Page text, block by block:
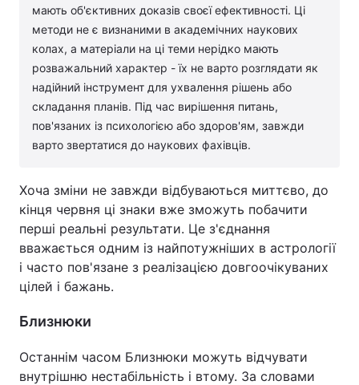
мають об'єктивних доказів своєї ефективності. Ці
методи не є визнаними в академічних наукових
колах, а матеріали на ці теми нерідко мають
розважальний характер - їх не варто розглядати як
надійний інструмент для ухвалення рішень або
складання планів. Під час вирішення питань,
пов'язаних із психологією або здоров'ям, завжди
варто звертатися до наукових фахівців.
Хоча зміни не завжди відбуваються миттєво, до
кінця червня ці знаки вже зможуть побачити
перші реальні результати. Це з'єднання
вважається одним із найпотужніших в астрології
і часто пов'язане з реалізацією довгоочікуваних
цілей і бажань.
Близнюки
Останнім часом Близнюки можуть відчувати
внутрішню нестабільність і втому. За словами